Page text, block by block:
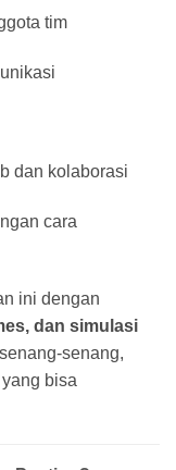
tim
dan kolaborasi
cara
ini dengan
dan simulasi
senang,
bisa